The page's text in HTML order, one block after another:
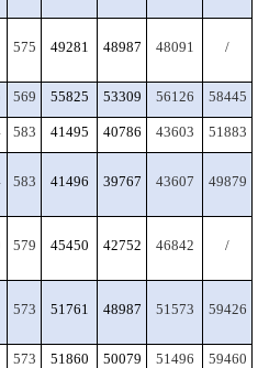
575 49281 48987 48091 /
569 55825 53309 56126 58445
583 41495 40786 43603 51883
583 41496 39767 43607 49879
579 45450 42752 46842 /
573 51761 48987 51573 59426
573 51860 50079 51496 59460